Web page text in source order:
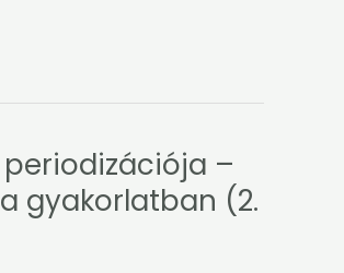
periodizációja –
gyakorlatban (2.